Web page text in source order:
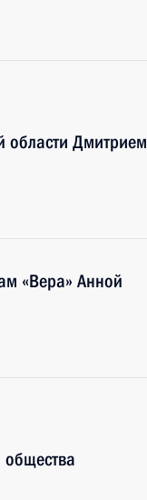
области Дмитрием
«Вера» Анной
общества